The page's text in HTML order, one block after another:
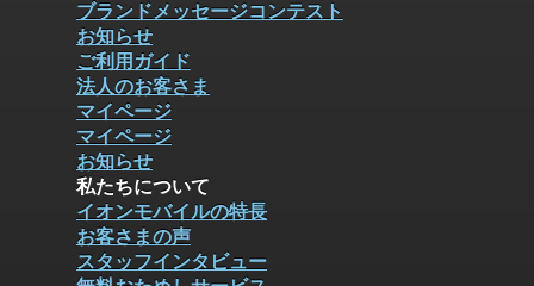
ブランドメッセージコンテスト
お知らせ
ご利用ガイド
法人のお客さま
マイページ
マイページ
お知らせ
私たちについて
イオンモバイルの特長
お客さまの声
スタッフインタビュー